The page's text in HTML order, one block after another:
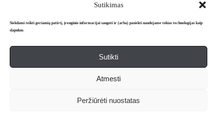
Sutikimas
Siekdami teikti geriausią patirtį, įrenginio informacijai saugoti ir (arba) pasiekti naudojame tokias technologijas kaip
slapukus.
Sutikti
Atmesti
Peržiūrėti nuostatas